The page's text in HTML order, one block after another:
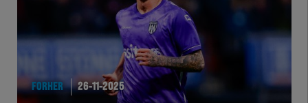
FORHER 26-11-2025